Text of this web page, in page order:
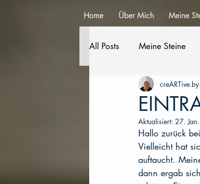
Home Über Mich Meine
All Posts Meine Steine
Aktualisiert: 27.
Hallo zurück
Vielleicht hat
auftaucht.
dann ergab